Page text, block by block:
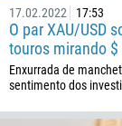
17.02.2022 17:53
O par XAU/USD
touros mirando $
Enxurrada de
sentimento dos
1345
236
235
56
86